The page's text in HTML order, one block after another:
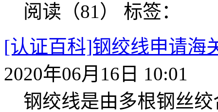
阅读（81） 标签：
[认证百科]钢绞线申请海
2020年06月16日 10:01
钢绞线是由多根钢丝